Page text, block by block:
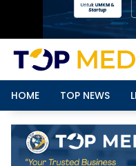
HOME TOP NEWS